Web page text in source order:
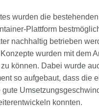
wurden die
Plattform
nachhaltig betrieben
wurden mit dem
können. Dabei wurde
so aufgebaut, dass die
gute
konnten.